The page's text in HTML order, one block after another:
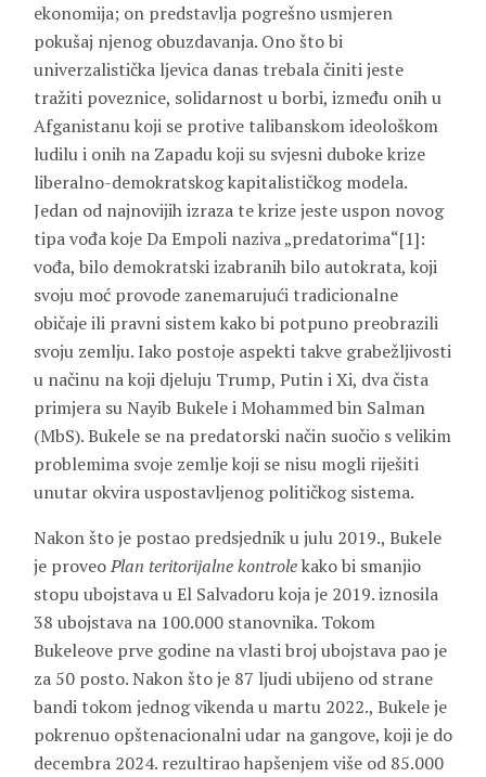
ekonomija; on predstavlja pogrešno usmjeren
pokušaj njenog obuzdavanja. Ono što bi
univerzalistička ljevica danas trebala činiti jeste
tražiti poveznice, solidarnost u borbi, između onih u
Afganistanu koji se protive talibanskom ideološkom
ludilu i onih na Zapadu koji su svjesni duboke krize
liberalno-demokratskog kapitalističkog modela.
Jedan od najnovijih izraza te krize jeste uspon novog
tipa vođa koje Da Empoli naziva „predatorima“[1]:
vođa, bilo demokratski izabranih bilo autokrata, koji
svoju moć provode zanemarujući tradicionalne
običaje ili pravni sistem kako bi potpuno preobrazili
svoju zemlju. Iako postoje aspekti takve grabežljivosti
u načinu na koji djeluju Trump, Putin i Xi, dva čista
primjera su Nayib Bukele i Mohammed bin Salman
(MbS). Bukele se na predatorski način suočio s velikim
problemima svoje zemlje koji se nisu mogli riješiti
unutar okvira uspostavljenog političkog sistema.
Nakon što je postao predsjednik u julu 2019., Bukele
je proveoPlan teritorijalne kontrolekako bi smanjio
stopu ubojstava u El Salvadoru koja je 2019. iznosila
38 ubojstava na 100.000 stanovnika. Tokom
Bukeleove prve godine na vlasti broj ubojstava pao je
za 50 posto. Nakon što je 87 ljudi ubijeno od strane
bandi tokom jednog vikenda u martu 2022., Bukele je
pokrenuo opštenacionalni udar na gangove, koji je do
decembra 2024. rezultirao hapšenjem više od 85.000